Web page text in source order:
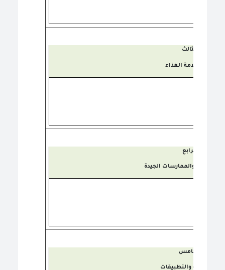
الثالث
نظم سلامة الغذاء
الرابع
المعامل والممارسات الجيدة
الخامس
الاستدامة والتطبيقات